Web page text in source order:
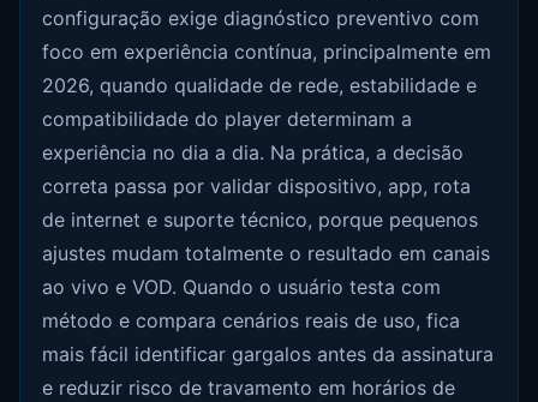
configuração exige diagnóstico preventivo com
foco em experiência contínua, principalmente em
2026, quando qualidade de rede, estabilidade e
compatibilidade do player determinam a
experiência no dia a dia. Na prática, a decisão
correta passa por validar dispositivo, app, rota
de internet e suporte técnico, porque pequenos
ajustes mudam totalmente o resultado em canais
ao vivo e VOD. Quando o usuário testa com
método e compara cenários reais de uso, fica
mais fácil identificar gargalos antes da assinatura
e reduzir risco de travamento em horários de